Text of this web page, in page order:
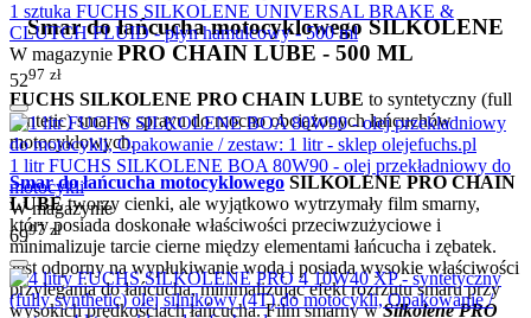
Smar do łańcucha motocyklowego SILKOLENE
PRO CHAIN LUBE - 500 ML
FUCHS SILKOLENE PRO CHAIN LUBE to syntetyczny (full
syntetic) smar w sprayu do mocno obciążonych łańcuchów
motocyklowych.
Smar do łańcucha motocyklowego SILKOLENE PRO CHAIN
LUBE tworzy cienki, ale wyjątkowo wytrzymały film smarny,
który posiada doskonałe właściwości przeciwzużyciowe i
minimalizuje tarcie cierne między elementami łańcucha i zębatek.
Jest odporny na wypłukiwanie wodą i posiada wysokie właściwości
przylegania do łańcucha, minimalizując efekt rozrzutu smaru przy
wysokich prędkościach łańcucha. Film smarny w Silkolene PRO
1 sztuka FUCHS SILKOLENE UNIVERSAL BRAKE &
CLUTCH FLUID - płyn hamulcowy - 500 ml
W magazynie
5297 zł
1 litr FUCHS SILKOLENE BOA 80W90 - olej przekładniowy do
motocykli
W magazynie
6997 zł